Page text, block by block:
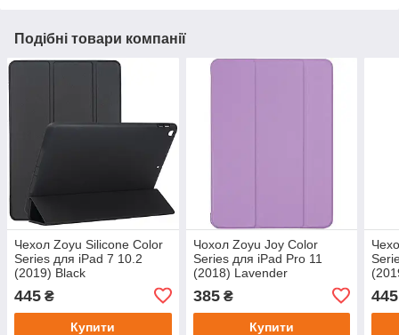
Подібні товари компанії
Чехол Zoyu Silicone Color
Series для iPad 7 10.2
(2019) Black
445 ₴
Купити
Чохол Zoyu Joy Color
Series для iPad Pro 11
(2018) Lavender
385₴
Купити
445